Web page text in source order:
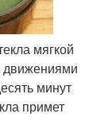
мягкой
движениями
минут
примет